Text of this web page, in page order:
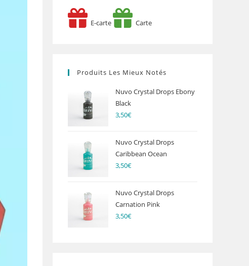
E-carte Carte
Produits Les Mieux Notés
Nuvo Crystal Drops Ebony
Black
3,50€
Nuvo Crystal Drops
Caribbean Ocean
3,50€
Nuvo Crystal Drops
Carnation Pink
3,50€